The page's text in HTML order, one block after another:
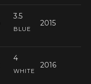
3.5
2015
BLUE
4
2016
WHITE